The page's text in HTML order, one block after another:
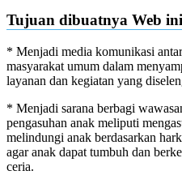
Tujuan dibuatnya Web ini
* Menjadi media komunikasi
masyarakat umum dalam
layanan dan kegiatan yang
* Menjadi sarana berbagi
pengasuhan anak meliputi
melindungi anak berdasarkan
agar anak dapat tumbuh dan
ceria.